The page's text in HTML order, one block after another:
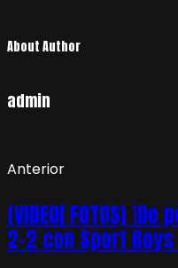
About Author
admin
Anterior
(VIDEO| FOTOS)
2-2 con Sport